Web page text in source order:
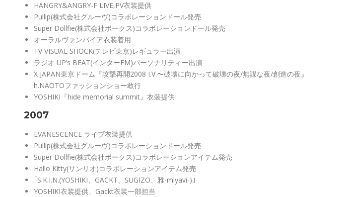
HANGRY&ANGRY-F LIVE,PV衣装提供
Pullip(株式会社グルーヴ)コラボレーションドール発売
Super Dollfie(株式会社ボークス)コラボレーションドール発売
オーラルヴァンパイア衣装着用
TV VISUAL SHOCK(テレビ東京)レギュラー出演
ラジオ UP’s BEAT(インターFM)パーソナリティー出演
X JAPAN東京ドーム『攻撃再開2008 I.V.〜破壊に向かって破壊の夜/無謀な夜/創造の夜』
h.NAOTOファッションショー敢行
YOSHIKI『hide memorial summit』衣装提供
2007
EVANESCENCE ライブ衣装提供
Pullip(株式会社グルーヴ)コラボレーションドール発売
Super Dollfie(株式会社ボークス)コラボレーションアイテム発売
Hallo Kitty(サンリオ)コラボレーションアイテム発売
｢S.K.I.N.(YOSHIKI、GACKT、SUGIZO、雅-miyavi-)｣
YOSHIKI衣装提供、Gackt衣装一部担当